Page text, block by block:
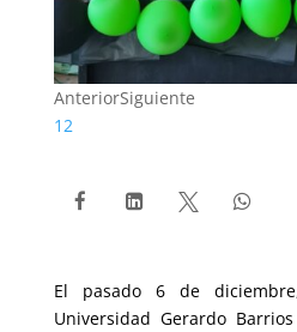
AnteriorSiguiente
1 2
   
El pasado 6 de
Universidad Gerardo